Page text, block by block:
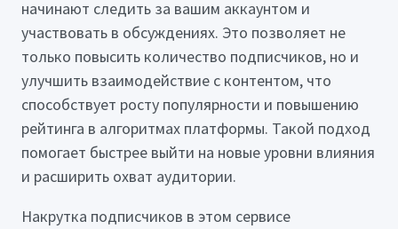
начинают следить за вашим аккаунтом и
участвовать в обсуждениях. Это позволяет не
только повысить количество подписчиков, но и
улучшить взаимодействие с контентом, что
способствует росту популярности и повышению
рейтинга в алгоритмах платформы. Такой подход
помогает быстрее выйти на новые уровни влияния
и расширить охват аудитории.
Накрутка подписчиков в этом сервисе